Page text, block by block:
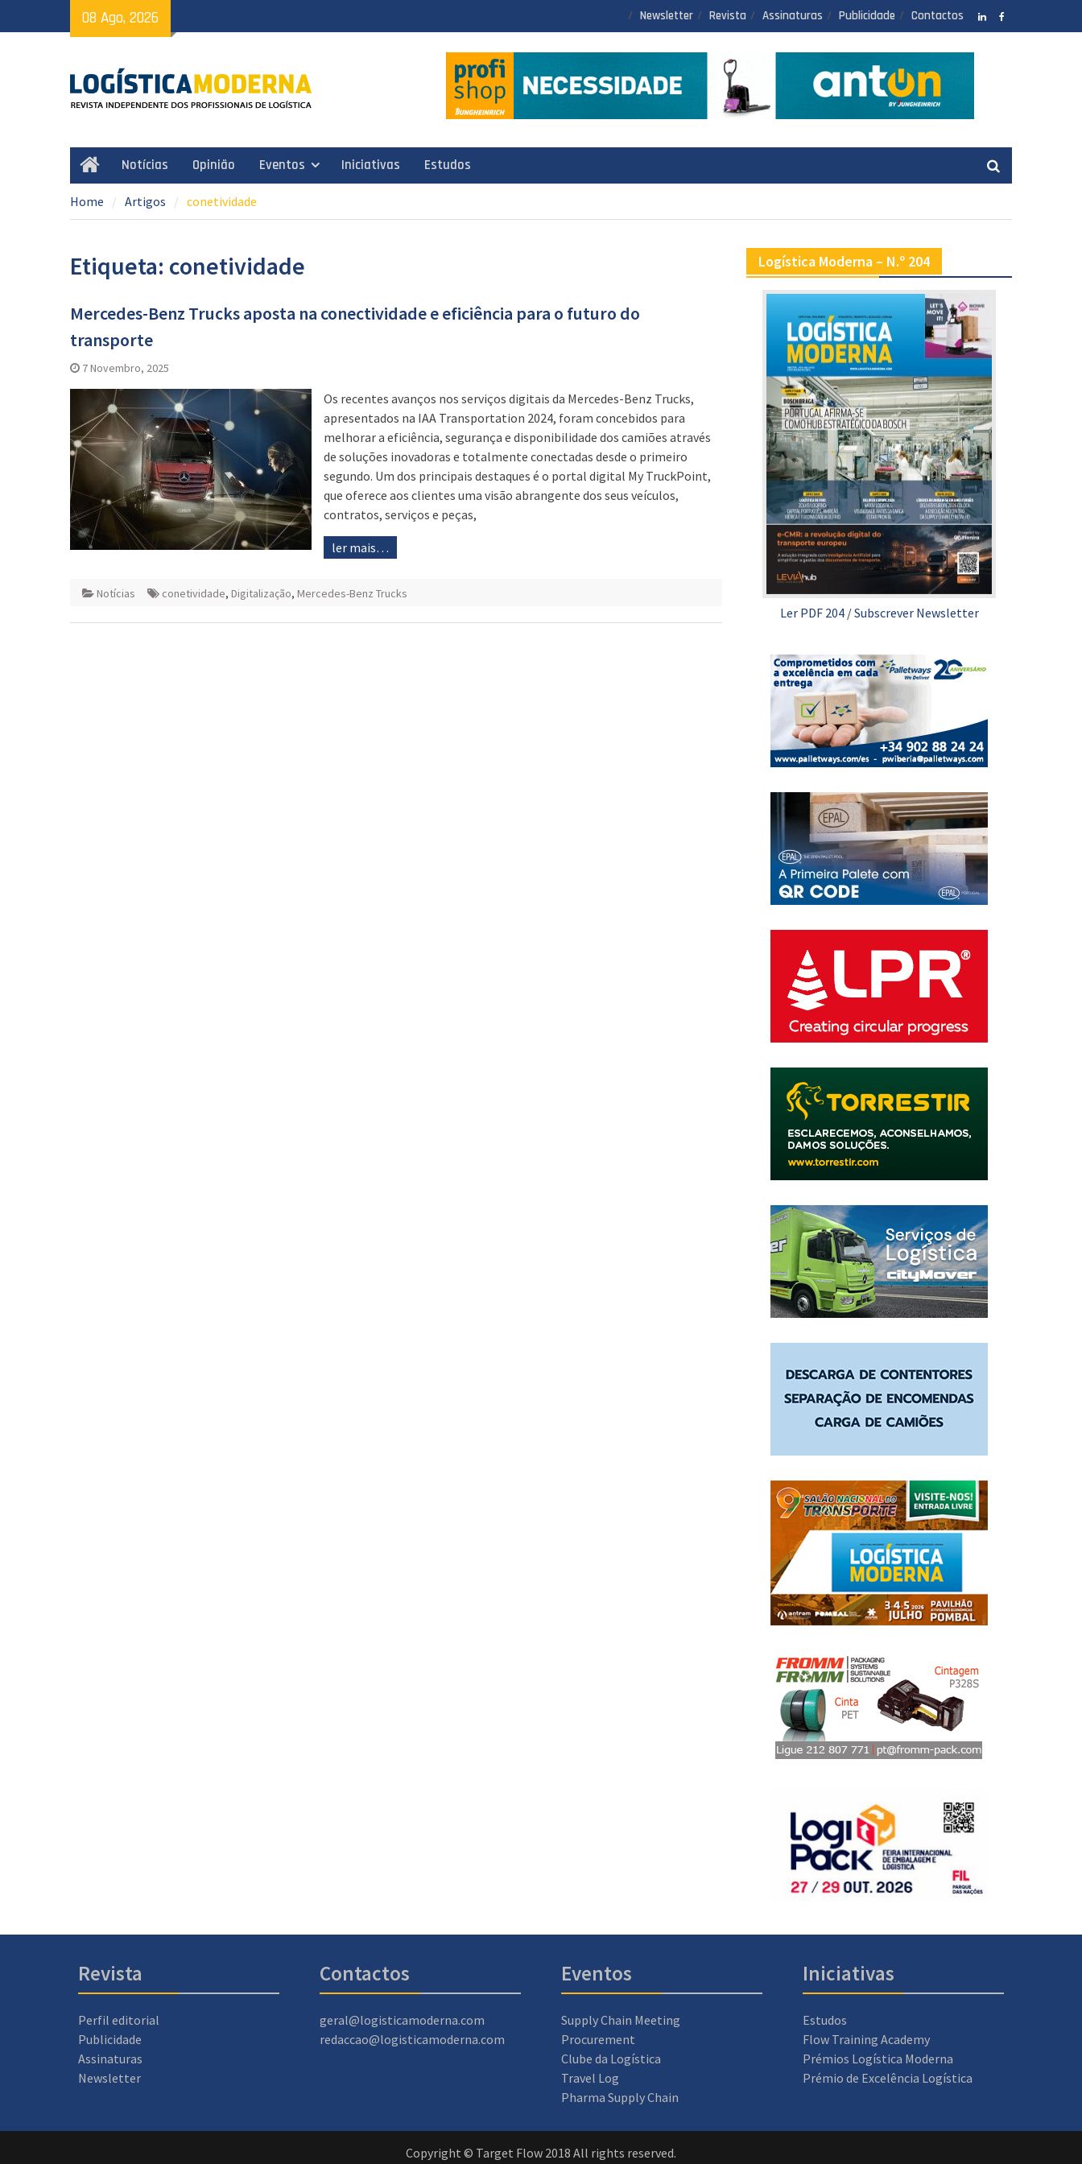
to
08 Ago, 2026 Newsletter Revista Assinaturas Publicidade Contactos
HomeNotícias Opinião Eventos Iniciativas Estudos
Home Artigos conetividade
Etiqueta: conetividade
Mercedes-Benz Trucks aposta na conectividade e eficiência para o futuro do
transporte
7 Novembro, 2025
Os recentes avanços nos serviços digitais da Mercedes-Benz Trucks,
apresentados na IAA Transportation 2024, foram concebidos para
melhorar a eficiência, segurança e disponibilidade dos camiões através
de soluções inovadoras e totalmente conectadas desde o primeiro
segundo. Um dos principais destaques é o portal digital My TruckPoint,
que oferece aos clientes uma visão abrangente dos seus veículos,
contratos, serviços e peças,
ler mais…
Notícias conetividade, Digitalização, Mercedes-Benz Trucks
Logística Moderna – N.º 204
Ler PDF 204/Subscrever Newsletter
Revista
Perfil editorial
Publicidade
Assinaturas
Newsletter
Contactos
geral@logisticamoderna.com
redaccao@logisticamoderna.com
Eventos
Supply Chain Meeting
Procurement
Clube da Logística
Travel Log
Pharma Supply Chain
Iniciativas
Estudos
Flow Training Academy
Prémios Logística Moderna
Prémio de Excelência Logística
Copyright © Target Flow 2018 All rights reserved.